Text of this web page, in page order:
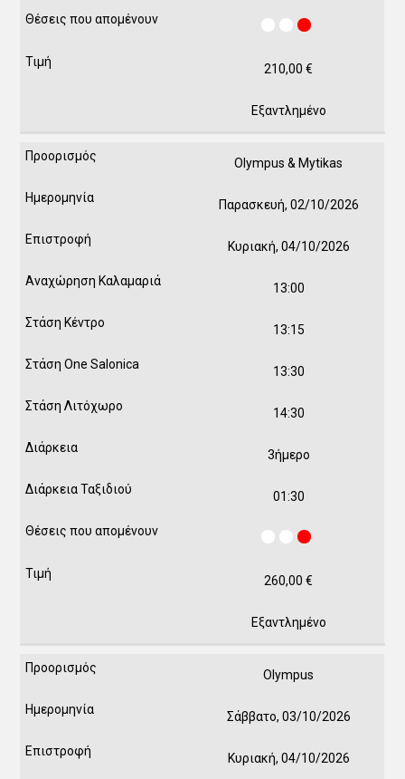
210,00€
Εξαντλημένο
Olympus & Mytikas
Παρασκευή, 02/10/2026
Κυριακή, 04/10/2026
13:00
13:15
13:30
14:30
3ήμερο
01:30
260,00€
Εξαντλημένο
Olympus
Σάββατο, 03/10/2026
Κυριακή, 04/10/2026